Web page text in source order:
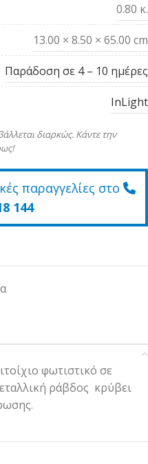
0.80 κ.
13.00 × 8.50 × 65.00 cm
Παράδοση σε 4 – 10 ημέρες
InLight
διαρκώς. Κάντε την
παραγγελίες στο
144
φωτιστικό σε
ράβδος κρύβει